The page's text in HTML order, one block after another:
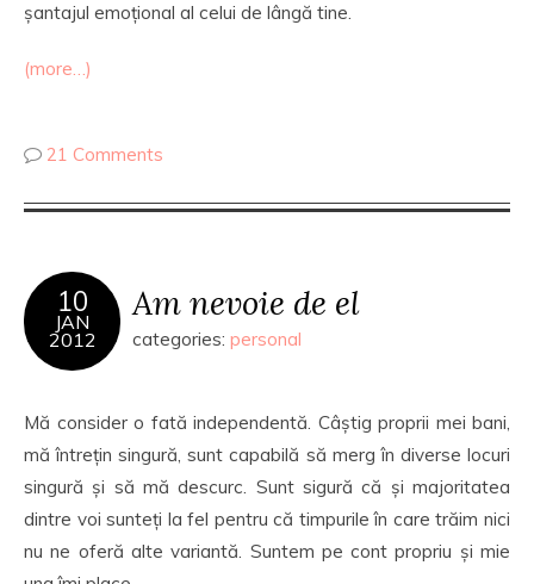
șantajul emoțional al celui de lângă tine.
(more…)
21 Comments
10
JAN
2012
Am nevoie de el
categories: personal
Mă consider o fată independentă. Câștig proprii mei bani,
mă întrețin singură, sunt capabilă să merg în diverse locuri
singură și să mă descurc. Sunt sigură că și majoritatea
dintre voi sunteți la fel pentru că timpurile în care trăim nici
nu ne oferă alte variantă. Suntem pe cont propriu și mie